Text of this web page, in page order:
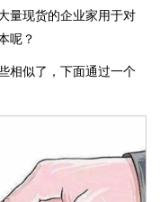
量现货的企业家用于对
呢？
相似了，下面通过一个